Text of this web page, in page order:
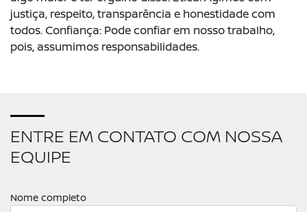
justiça, respeito, transparência e honestidade com
todos. Confiança: Pode confiar em nosso trabalho,
pois, assumimos responsabilidades.
ENTRE EM CONTATO COM NOSSA
EQUIPE
Nome completo